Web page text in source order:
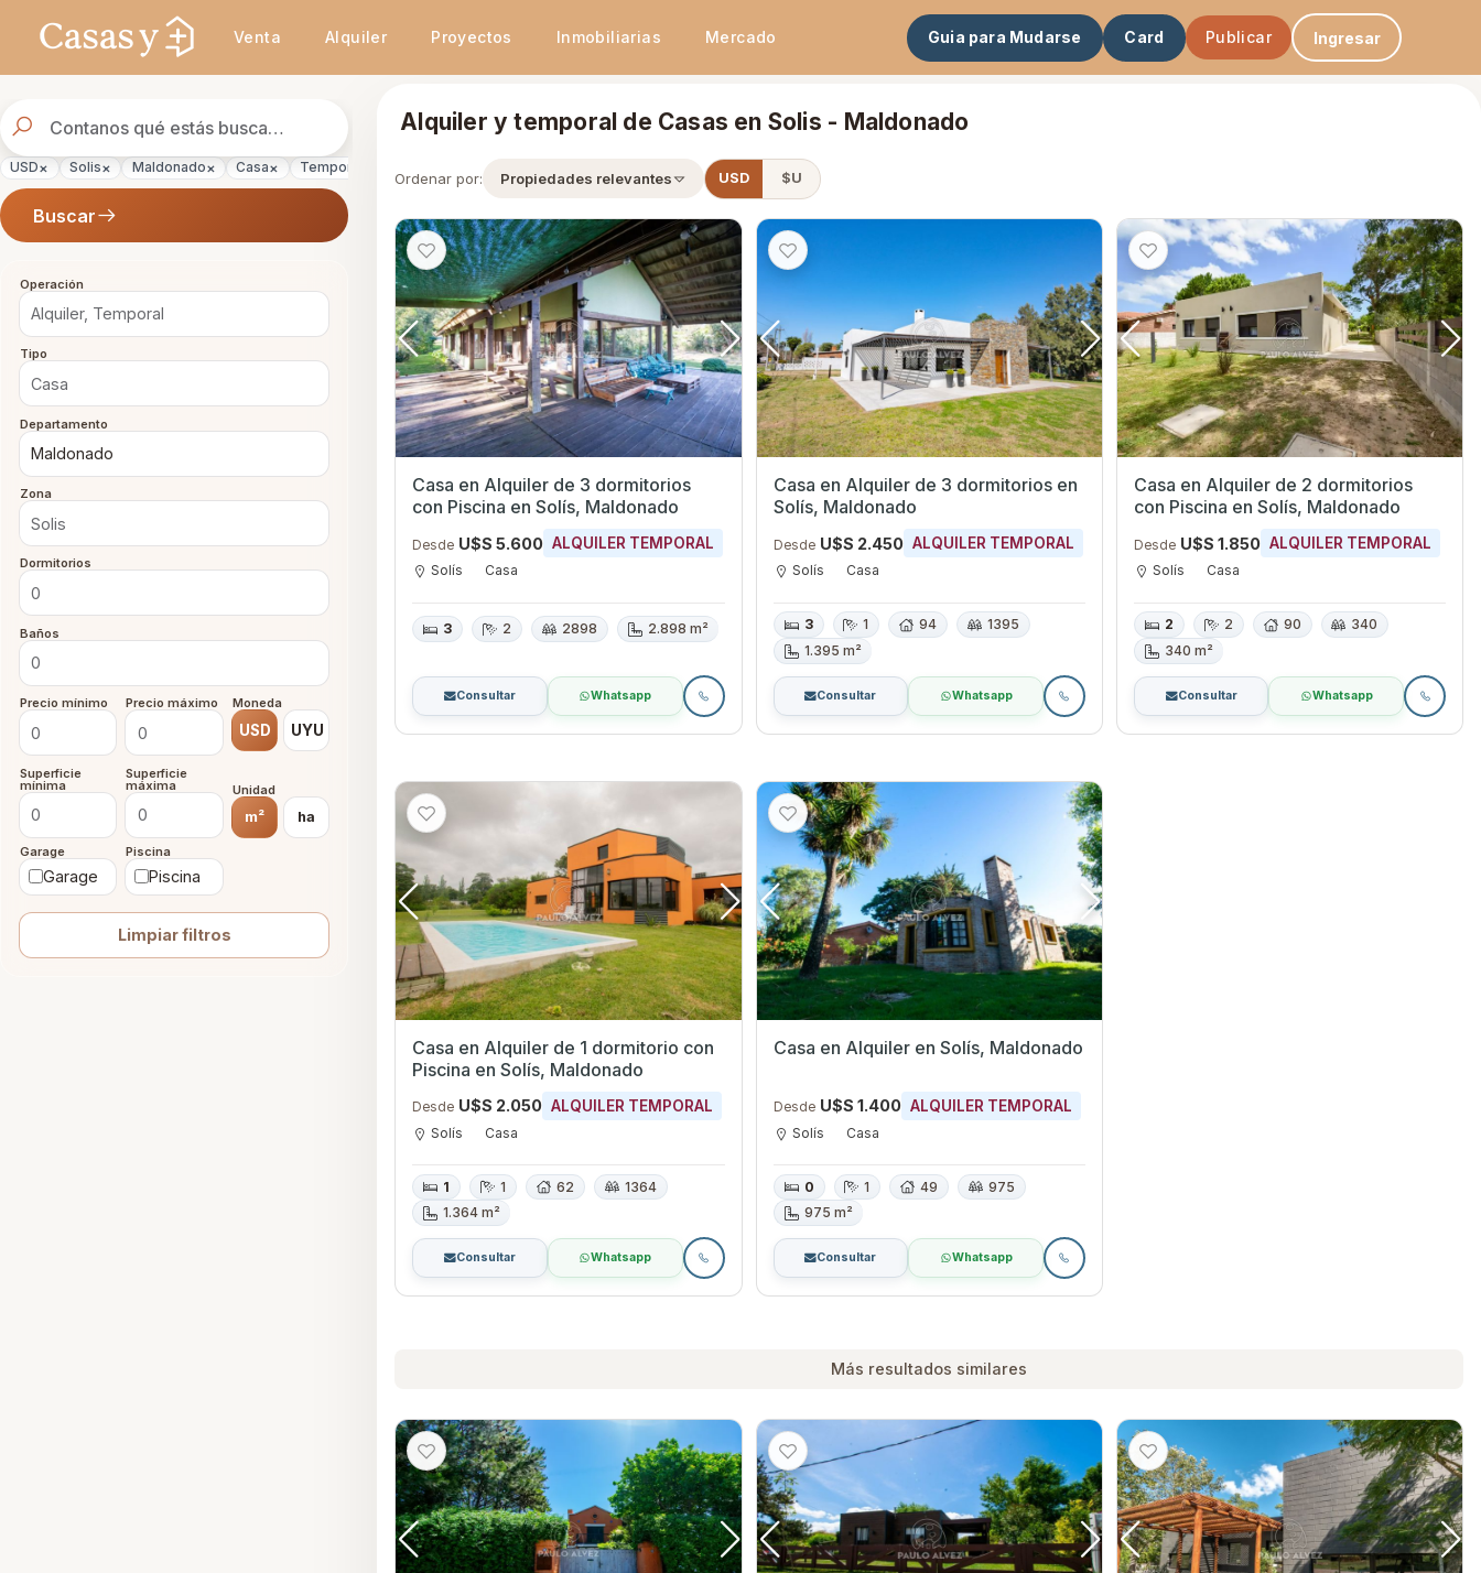
Venta Alquiler Proyectos Inmobiliarias Mercado Guia para Mudarse Card Publicar Ingresar
de
propiedades
USD× Solis× Maldonado× Casa× Temporal
Buscar
Operación
Tipo
Departamento
Zona
Dormitorios
Baños
Precio mínimo Precio máximo Moneda
USD UYU
Superficie
mínima
Superficie
máxima Unidad
m² ha
Garage
Garage
Piscina
Piscina
Limpiar filtros
Alquiler y temporal de Casas en Solis - Maldonado
Ordenar por: Propiedades relevantes USD $U
Casa en Alquiler de 3 dormitorios
con Piscina en Solís, Maldonado
Desde U$S 5.600 ALQUILER TEMPORAL
Solís Casa
3 2 2898 2.898 m²
Consultar Whatsapp
Casa en Alquiler de 3 dormitorios en
Solís, Maldonado
Desde U$S 2.450 ALQUILER TEMPORAL
Solís Casa
3 1 94
1395
1.395 m²
Consultar Whatsapp
Casa en Alquiler de 2 dormitorios
con Piscina en Solís, Maldonado
Desde U$S 1.850 ALQUILER TEMPORAL
Solís Casa
2 2 90
340
340 m²
Consultar Whatsapp
Casa en Alquiler de 1 dormitorio con
Piscina en Solís, Maldonado
Desde U$S 2.050 ALQUILER TEMPORAL
Solís Casa
1 1 62
1364
1.364 m²
Consultar Whatsapp
Casa en Alquiler en Solís, Maldonado
Desde U$S 1.400 ALQUILER TEMPORAL
Solís Casa
0 1 49
975
975 m²
Consultar Whatsapp
Más resultados similares